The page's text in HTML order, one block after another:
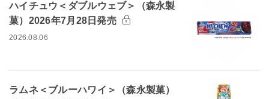
ハイチュウ＜ダブルウェブ＞（森永製
菓）2026年7月28日発売
2026.08.06
ラムネ＜ブルーハワイ＞（森永製菓）